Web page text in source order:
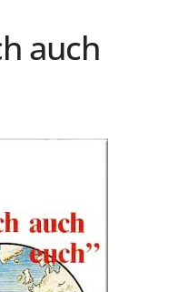
auch